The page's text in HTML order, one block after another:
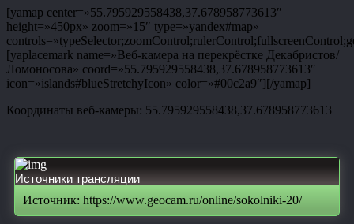
[yamap center=»55.795929558438,37.678958773613″
height=»450px» zoom=»15″ type=»yandex#map»
[yaplacemark name=»Веб-камера на перекрёстке Декабристов/
Ломоносова» coord=»55.795929558438,37.678958773613″
icon=»islands#blueStretchyIcon» color=»#00c2a9″][/yamap]
Координаты веб-камеры: 55.795929558438,37.678958773613
Источники трансляции
Источник: https://www.geocam.ru/online/sokolniki-20/